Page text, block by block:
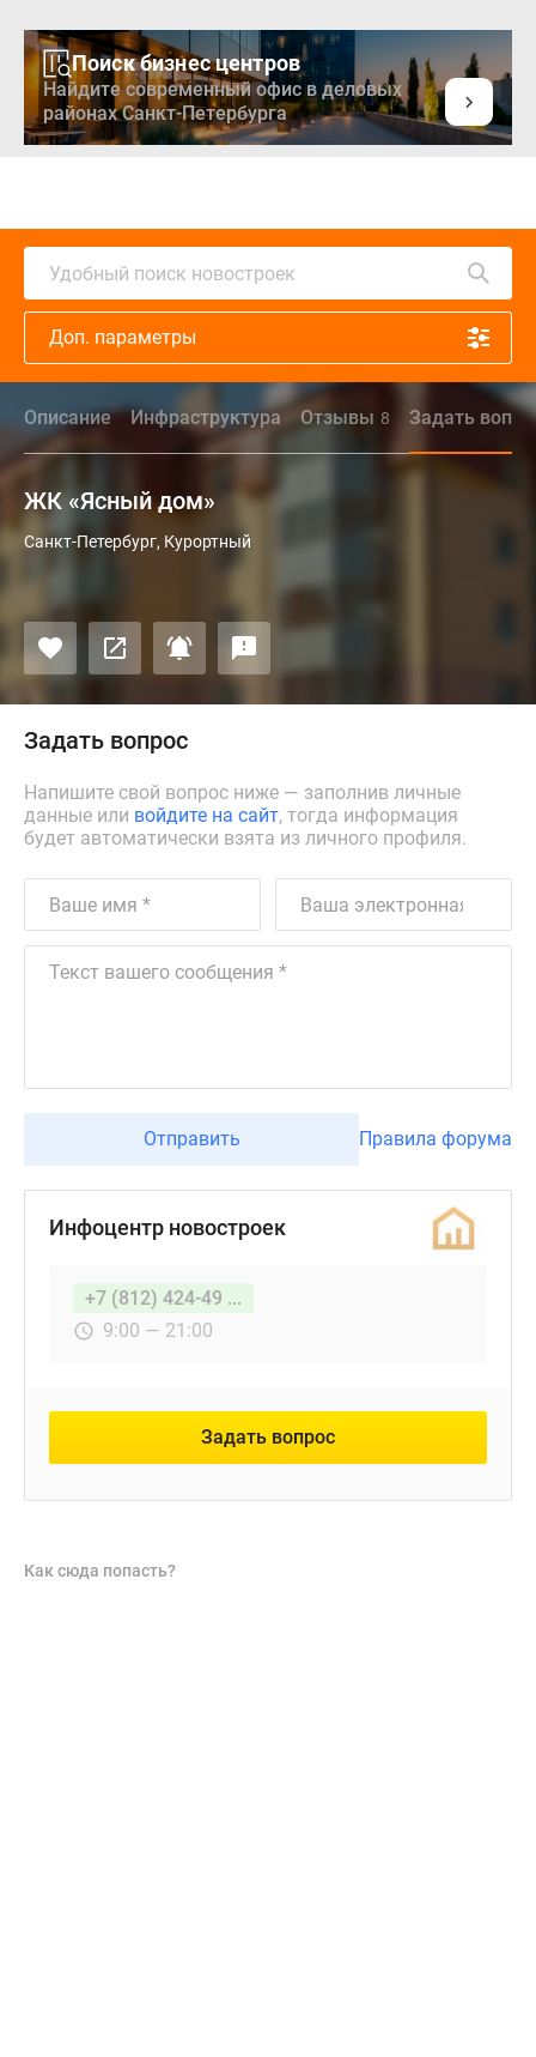
Поиск бизнес центров
Найдите современный офис в деловых
районах Санкт-Петербурга
Удобный поиск новостроек
Доп. параметры
Описание Инфраструктура Отзывы 8 Задать
ЖК «Ясный дом»
Санкт-Петербург, Курортный
Задать вопрос
Напишите свой вопрос ниже — заполнив личные
данные или войдите на сайт, тогда информация
будет автоматически взята из личного профиля.
Отправить Правила форума
Инфоцентр новостроек
+7 (812) 424-49 ...
9:00 — 21:00
Задать вопрос
Как сюда попасть?